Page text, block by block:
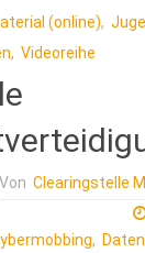
(online),
, Videoreihe
Von Clearingstelle
,